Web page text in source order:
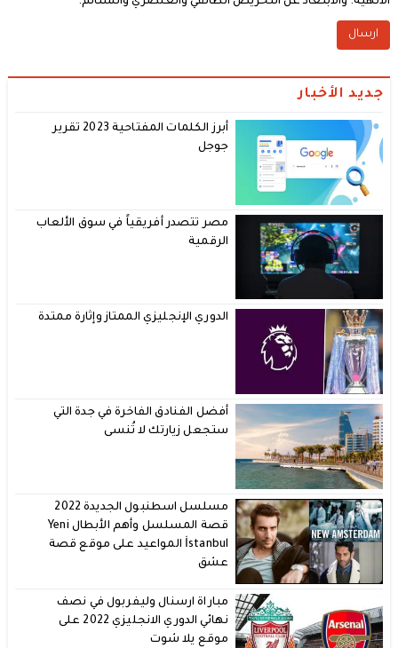
جديد الأخبار
أبرز الكلمات المفتاحية 2023 تقرير
جوجل
مصر تتصدر أفريقياً في سوق الألعاب
الرقمية
الدوري الإنجليزي الممتاز وإثارة ممتدة
أفضل الفنادق الفاخرة في جدة التي
ستجعل زيارتك لا تُنسى
مسلسل اسطنبول الجديدة 2022
قصة المسلسل وأهم الأبطال Yeni
İstanbul المواعيد على موقع قصة
عشق
مباراة ارسنال وليفربول في نصف
نهائي الدوري الانجليزي 2022 على
موقع يلا شوت